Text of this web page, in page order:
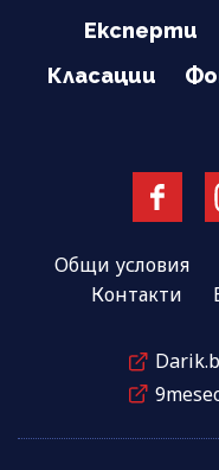
Експерти
Класации
Общи условия
Контакти